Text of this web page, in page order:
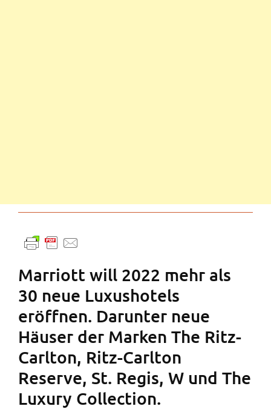
Marriott will 2022 mehr als
30 neue Luxushotels
eröffnen. Darunter neue
Häuser der Marken The Ritz-
Carlton, Ritz-Carlton
Reserve, St. Regis, W und The
Luxury Collection.